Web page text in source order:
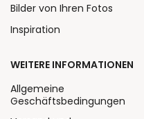
Bilder von Ihren Fotos
Inspiration
WEITERE INFORMATIONEN
Allgemeine
Geschäftsbedingungen